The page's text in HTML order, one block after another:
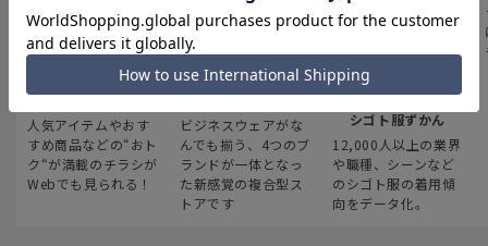
最新のお買い得情報
人気アイテムやおす
すめ商品などの“おト
ク“が満載のチラシが
Webでも見られる！
スーツスクエア
ビジネスウェアがな
んでも揃う、4つのブ
ランドが一体となっ
た新感覚の複合型ス
トアです
みんなの
シゴト服ずかん
12,000人以上の業界
や職種、シーンなど
のシゴト服の着用傾
向をデータ化。